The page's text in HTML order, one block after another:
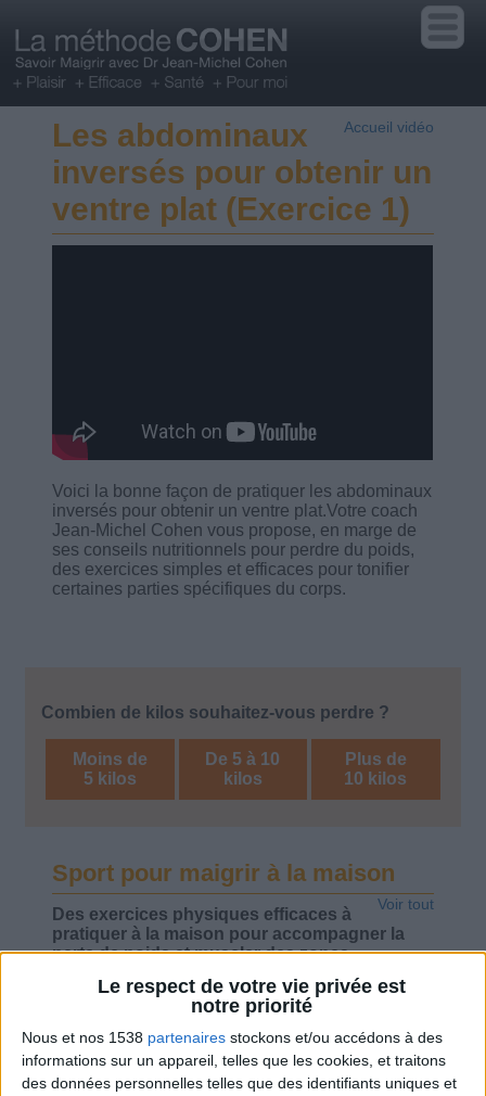
Le respect de votre vie privée est
notre priorité
Nous et nos 1538 partenaires stockons et/ou accédons à des
informations sur un appareil, telles que les cookies, et traitons
des données personnelles telles que des identifiants uniques et
Accueil vidéo
Les abdominaux
inversés pour obtenir un
ventre plat (Exercice 1)
Voici la bonne façon de pratiquer les abdominaux
inversés pour obtenir un ventre plat.Votre coach
Jean-Michel Cohen vous propose, en marge de
ses conseils nutritionnels pour perdre du poids,
des exercices simples et efficaces pour tonifier
certaines parties spécifiques du corps.
Combien de kilos souhaitez-vous perdre ?
Moins de
5 kilos
De 5 à 10
kilos
Plus de
10 kilos
Sport pour maigrir à la maison
Voir tout
Des exercices physiques efficaces à
pratiquer à la maison pour accompagner la
perte de poids et muscler des zones